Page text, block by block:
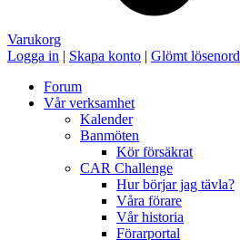
Varukorg
Logga in | Skapa konto | Glömt lösenord
Forum
Vår verksamhet
Kalender
Banmöten
Kör försäkrat
CAR Challenge
Hur börjar jag tävla?
Våra förare
Vår historia
Förarportal